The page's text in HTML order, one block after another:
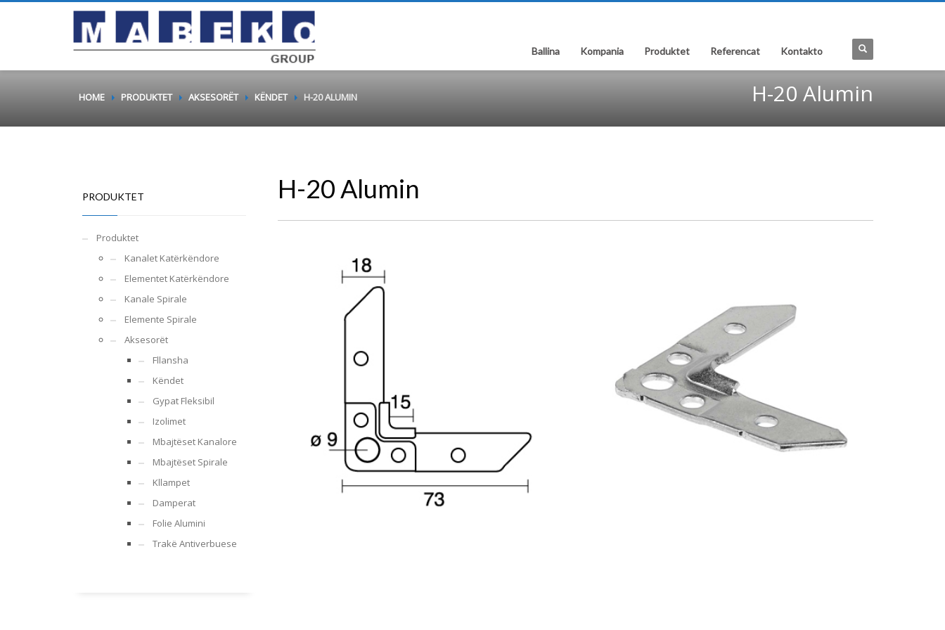
Ballina Kompania Produktet Referencat Kontakto
HOME PRODUKTET AKSESORËT KËNDET H-20 ALUMIN H-20 Alumin
PRODUKTET
Produktet
Kanalet Katërkëndore
Elementet Katërkëndore
Kanale Spirale
Elemente Spirale
Aksesorët
Fllansha
Këndet
Gypat Fleksibil
Izolimet
Mbajtëset Kanalore
Mbajtëset Spirale
Kllampet
Damperat
Folie Alumini
Trakë Antiverbuese
H-20 Alumin